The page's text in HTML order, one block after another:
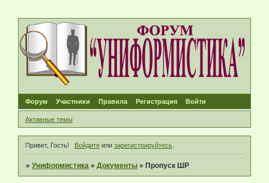
Форум Участники Правила Регистрация Войти
Активные темы
Привет, Гость! Войдитеили зарегистрируйтесь.
»Униформистика »Документы » Пропуск ШР